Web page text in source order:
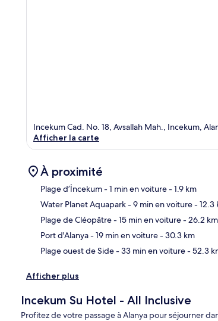
Incekum Cad. No. 18, Avsallah Mah., Incekum,
Afficher la carte
À proximité
Plage d’İncekum- 1 min en voiture- 1.9 km
Water Planet Aquapark- 9 min en voiture- 12.3
Plage de Cléopâtre- 15 min en voiture- 26.2 km
Port d'Alanya- 19 min en voiture- 30.3 km
Plage ouest de Side- 33 min en voiture- 52.3
Afficher plus
Incekum Su Hotel - All Inclusive
Profitez de votre passage à Alanya pour séjourner